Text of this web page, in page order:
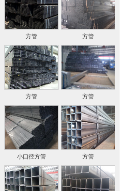
方管 方管
方管 方管
小口径方管 方管